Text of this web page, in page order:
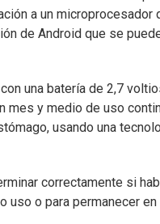
a un microprocesador
de Android que se
una batería de 2,7
mes y medio de uso
usando una
correctamente si
o para permanecer en